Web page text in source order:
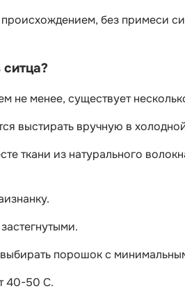
без примеси
не менее, существует
выстирать вручную в
ткани из натурального
порошок с
40-50 С.